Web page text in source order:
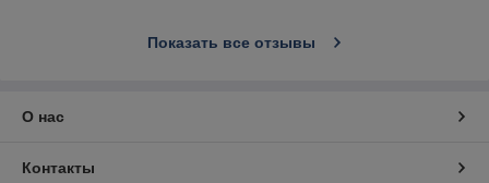
Показать все отзывы
О нас
Контакты